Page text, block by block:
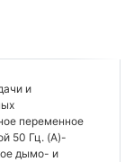
и
переменное
50 Гц. (A)-
дымо- и